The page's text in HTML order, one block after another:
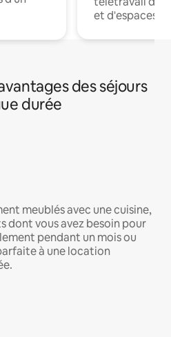
et d'espaces
des séjours
durée
meublés avec une cuisine,
dont vous avez besoin pour
pendant un mois ou
à une location